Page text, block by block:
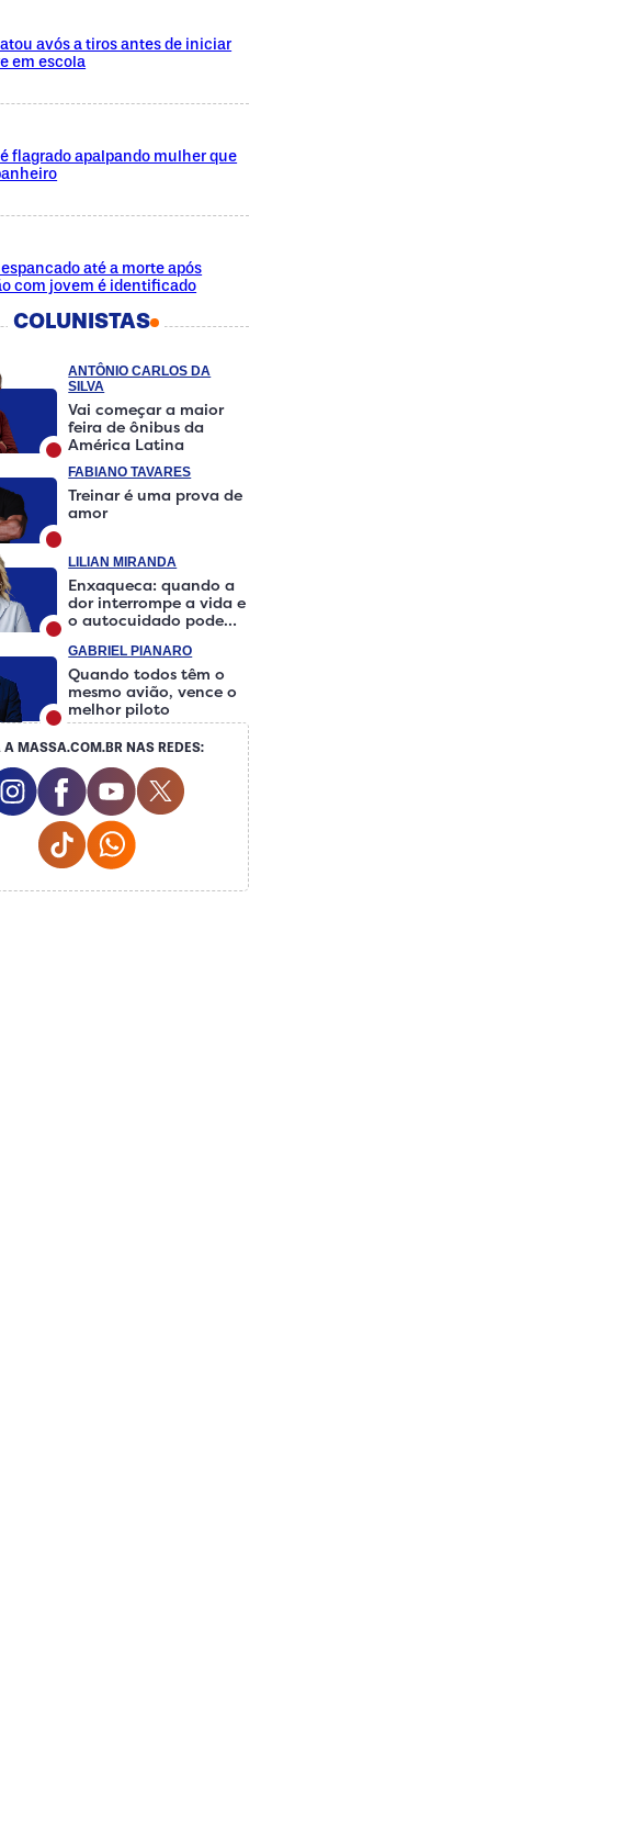
avós a tiros antes de iniciar
em escola
flagrado apalpando mulher que
até a morte após
com jovem é identificado
COLUNISTAS
ANTÔNIO CARLOS DA
SILVA
Vai começar a maior
feira de ônibus da
América Latina
FABIANO TAVARES
Treinar é uma prova de
amor
LILIAN MIRANDA
Enxaqueca: quando a
dor interrompe a vida e
o autocuidado pode
GABRIEL PIANARO
Quando todos têm o
mesmo avião, vence o
melhor piloto
A MASSA.COM.BR NAS REDES:
Instagram Social Media
Facebook Social Media
Youtube Social Media
Twitter Social Media
Tiktok Social Media
Whatsapp Social Media